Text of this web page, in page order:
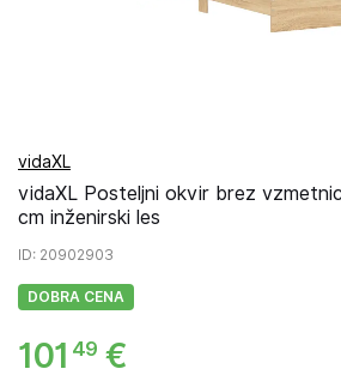
vidaXL
vidaXL Posteljni okvir brez
cm inženirski les
ID: 20902903
DOBRA CENA
101 49 €